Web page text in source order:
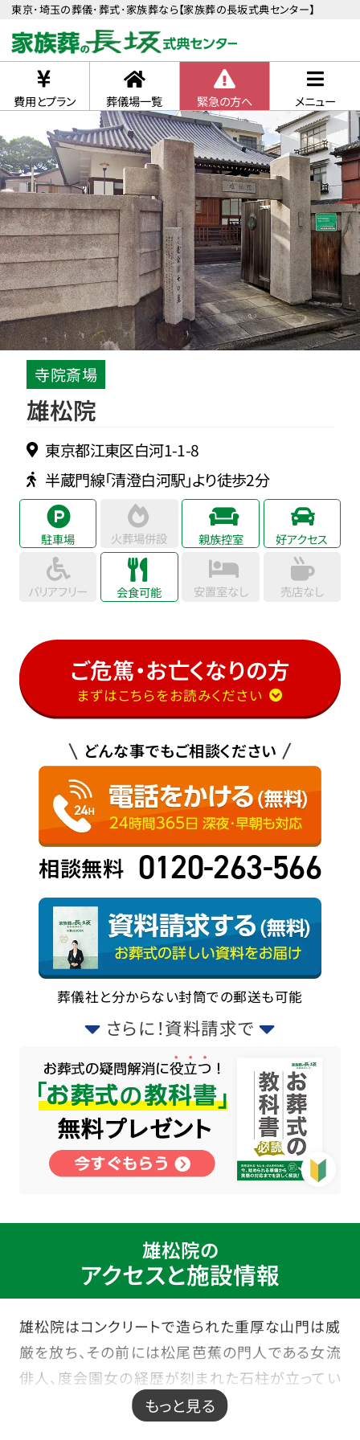
東京･埼玉の葬儀･葬式･家族葬なら【家族葬の長坂式典センター】
費用とプラン 葬儀場一覧 緊急の方へ メニュー
寺院斎場
雄松院
東京都江東区白河1-1-8
半蔵門線「清澄白河駅」より徒歩2分
駐車場 火葬場併設 親族控室 好アクセス
バリアフリー 会食可能 安置室なし 売店なし
ご危篤・お亡くなりの方
まずはこちらをお読みください
どんな事でもご相談ください
相談無料 0120-263-566
葬儀社と分からない封筒での郵送も可能
さらに！資料請求で
雄松院の
アクセスと施設情報
雄松院はコンクリートで造られた重厚な山門は威
厳を放ち、その前には松尾芭蕉の門人である女流
俳人、度会園女の経歴が刻まれた石柱が立ってい
る歴史の深い寺院斎場です。
半蔵門線「清澄白河駅」より徒歩2分、首都9号深川
もっと見る